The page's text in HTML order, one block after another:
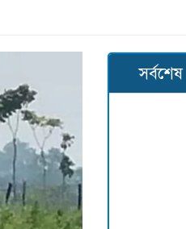
সর্বশেষ